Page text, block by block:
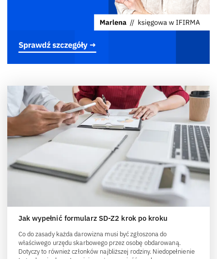
Jak wypełnić formularz SD-Z2 krok po kroku
Co do zasady każda darowizna musi być zgłoszona do
właściwego urzędu skarbowego przez osobę obdarowaną.
Dotyczy to również członków najbliższej rodziny. Niedopełnienie